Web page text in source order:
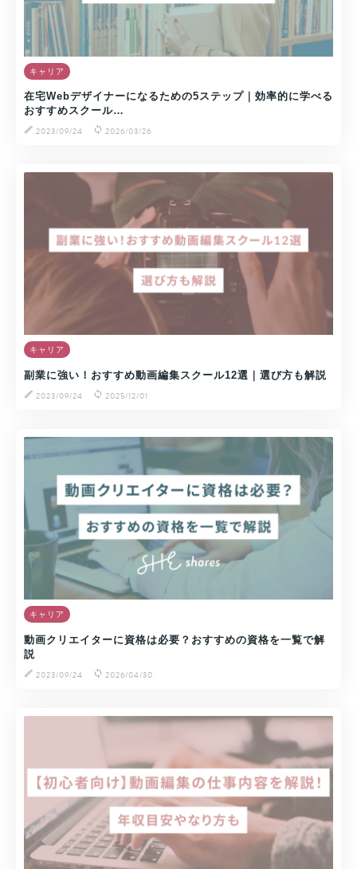
キャリア
在宅Webデザイナーになるための5ステップ｜効率的に学べる
おすすめスクール…
2023/09/24
2026/03/26
キャリア
副業に強い！おすすめ動画編集スクール12選｜選び方も解説
2023/09/24
2025/12/01
キャリア
動画クリエイターに資格は必要？おすすめの資格を一覧で解
説
2023/09/24
2026/04/30